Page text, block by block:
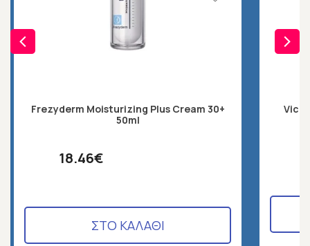
Frezyderm Moisturizing Plus Cream 30+
50ml
18.46€
ΣΤΟ ΚΑΛΑΘΙ